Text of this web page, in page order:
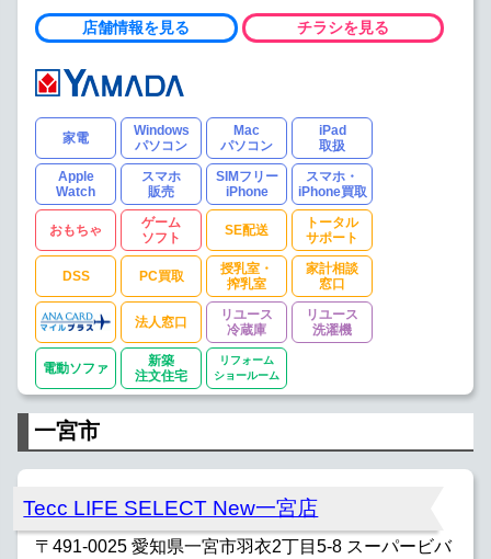
店舗情報を見る チラシを見る
家電
Windows
パソコン
Mac
パソコン
iPad
取扱
Apple
Watch
スマホ
販売
SIMフリー
iPhone
スマホ・
iPhone買取
おもちゃ
ゲーム
ソフト
SE配送
トータル
サポート
DSS PC買取
授乳室・
搾乳室
家計相談
窓口
法人窓口
リユース
冷蔵庫
リユース
洗濯機
電動ソファ
新築
注文住宅
リフォーム
ショールーム
一宮市
Tecc LIFE SELECT New一宮店
〒491-0025 愛知県一宮市羽衣2丁目5-8 スーパービバ